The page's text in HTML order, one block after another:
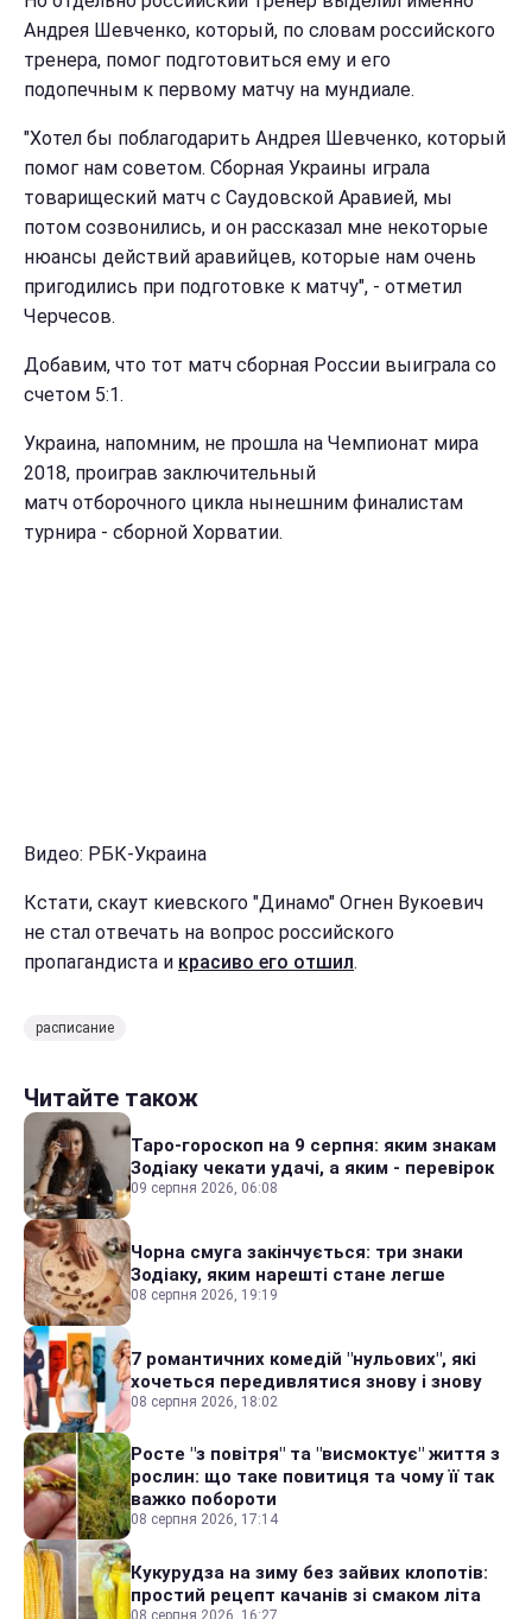
Андрея Шевченко, который, по словам российского
тренера, помог подготовиться ему и его
подопечным к первому матчу на мундиале.
"Хотел бы поблагодарить Андрея Шевченко, который
помог нам советом. Сборная Украины играла
товарищеский матч с Саудовской Аравией, мы
потом созвонились, и он рассказал мне некоторые
нюансы действий аравийцев, которые нам очень
пригодились при подготовке к матчу", - отметил
Черчесов.
Добавим, что тот матч сборная России выиграла со
счетом 5:1.
Украина, напомним, не прошла на Чемпионат мира
2018, проиграв заключительный
матч отборочного цикла нынешним финалистам
турнира - сборной Хорватии.
Видео: РБК-Украина
Кстати, скаут киевского "Динамо" Огнен Вукоевич
не стал отвечать на вопрос российского
пропагандиста и красиво его отшил.
расписание
Читайте також
Таро-гороскоп на 9 серпня: яким знакам
Зодіаку чекати удачі, а яким - перевірок
09 серпня 2026, 06:08
Чорна смуга закінчується: три знаки
Зодіаку, яким нарешті стане легше
08 серпня 2026, 19:19
7 романтичних комедій "нульових", які
хочеться передивлятися знову і знову
08 серпня 2026, 18:02
Росте "з повітря" та "висмоктує" життя з
рослин: що таке повитиця та чому її так
важко побороти
08 серпня 2026, 17:14
Кукурудза на зиму без зайвих клопотів:
простий рецепт качанів зі смаком літа
08 серпня 2026, 16:27